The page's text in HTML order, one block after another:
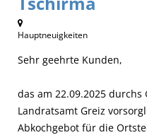
Hauptneuigkeiten
Sehr geehrte Kunden,
das am 22.09.2025
Landratsamt Greiz
Abkochgebot für die